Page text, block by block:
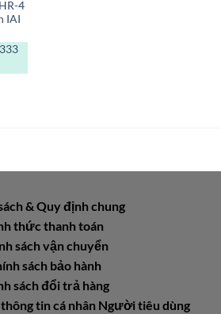
4
IAI
& Quy định chung
thức thanh toán
sách vận chuyển
sách bảo hành
sách đổi trả hàng
tin cá nhân Người tiêu dùng